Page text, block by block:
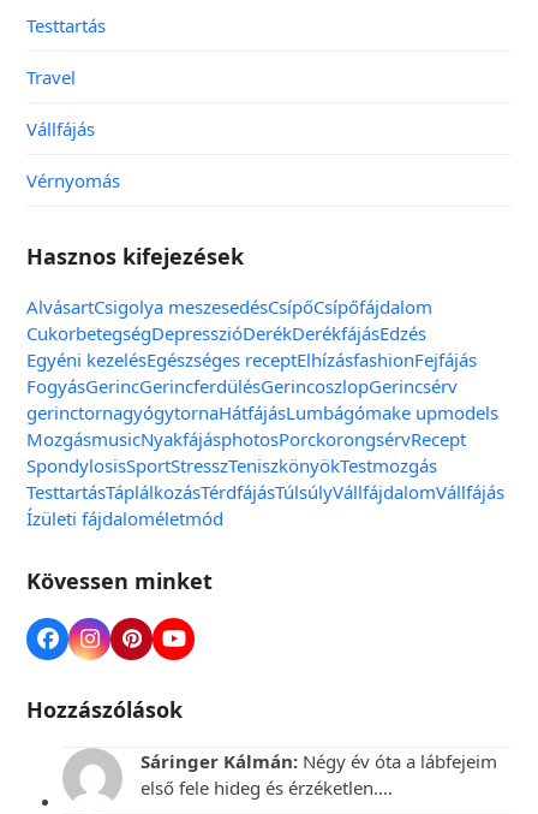
Testtartás
Travel
Vállfájás
Vérnyomás
Hasznos kifejezések
AlvásartCsigolya meszesedésCsípőCsípőfájdalom
CukorbetegségDepresszióDerékDerékfájásEdzés
Egyéni kezelésEgészséges receptElhízásfashionFejfájás
FogyásGerincGerincferdülésGerincoszlopGerincsérv
gerinctornagyógytornaHátfájásLumbágómake upmodels
MozgásmusicNyakfájásphotosPorckorongsérvRecept
SpondylosisSportStresszTeniszkönyökTestmozgás
TesttartásTáplálkozásTérdfájásTúlsúlyVállfájdalomVállfájás
Ízületi fájdaloméletmód
Kövessen minket
Hozzászólások
Sáringer Kálmán: Négy év óta a lábfejeim
első fele hideg és érzéketlen.…